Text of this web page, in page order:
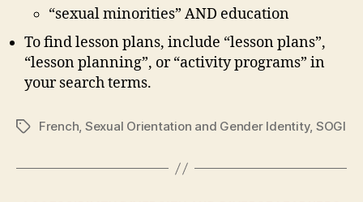
“sexual minorities” AND education
To find lesson plans, include “lesson plans”,
“lesson planning”, or “activity programs” in
your search terms.
TagsFrench, Sexual Orientation and Gender Identity, SOGI